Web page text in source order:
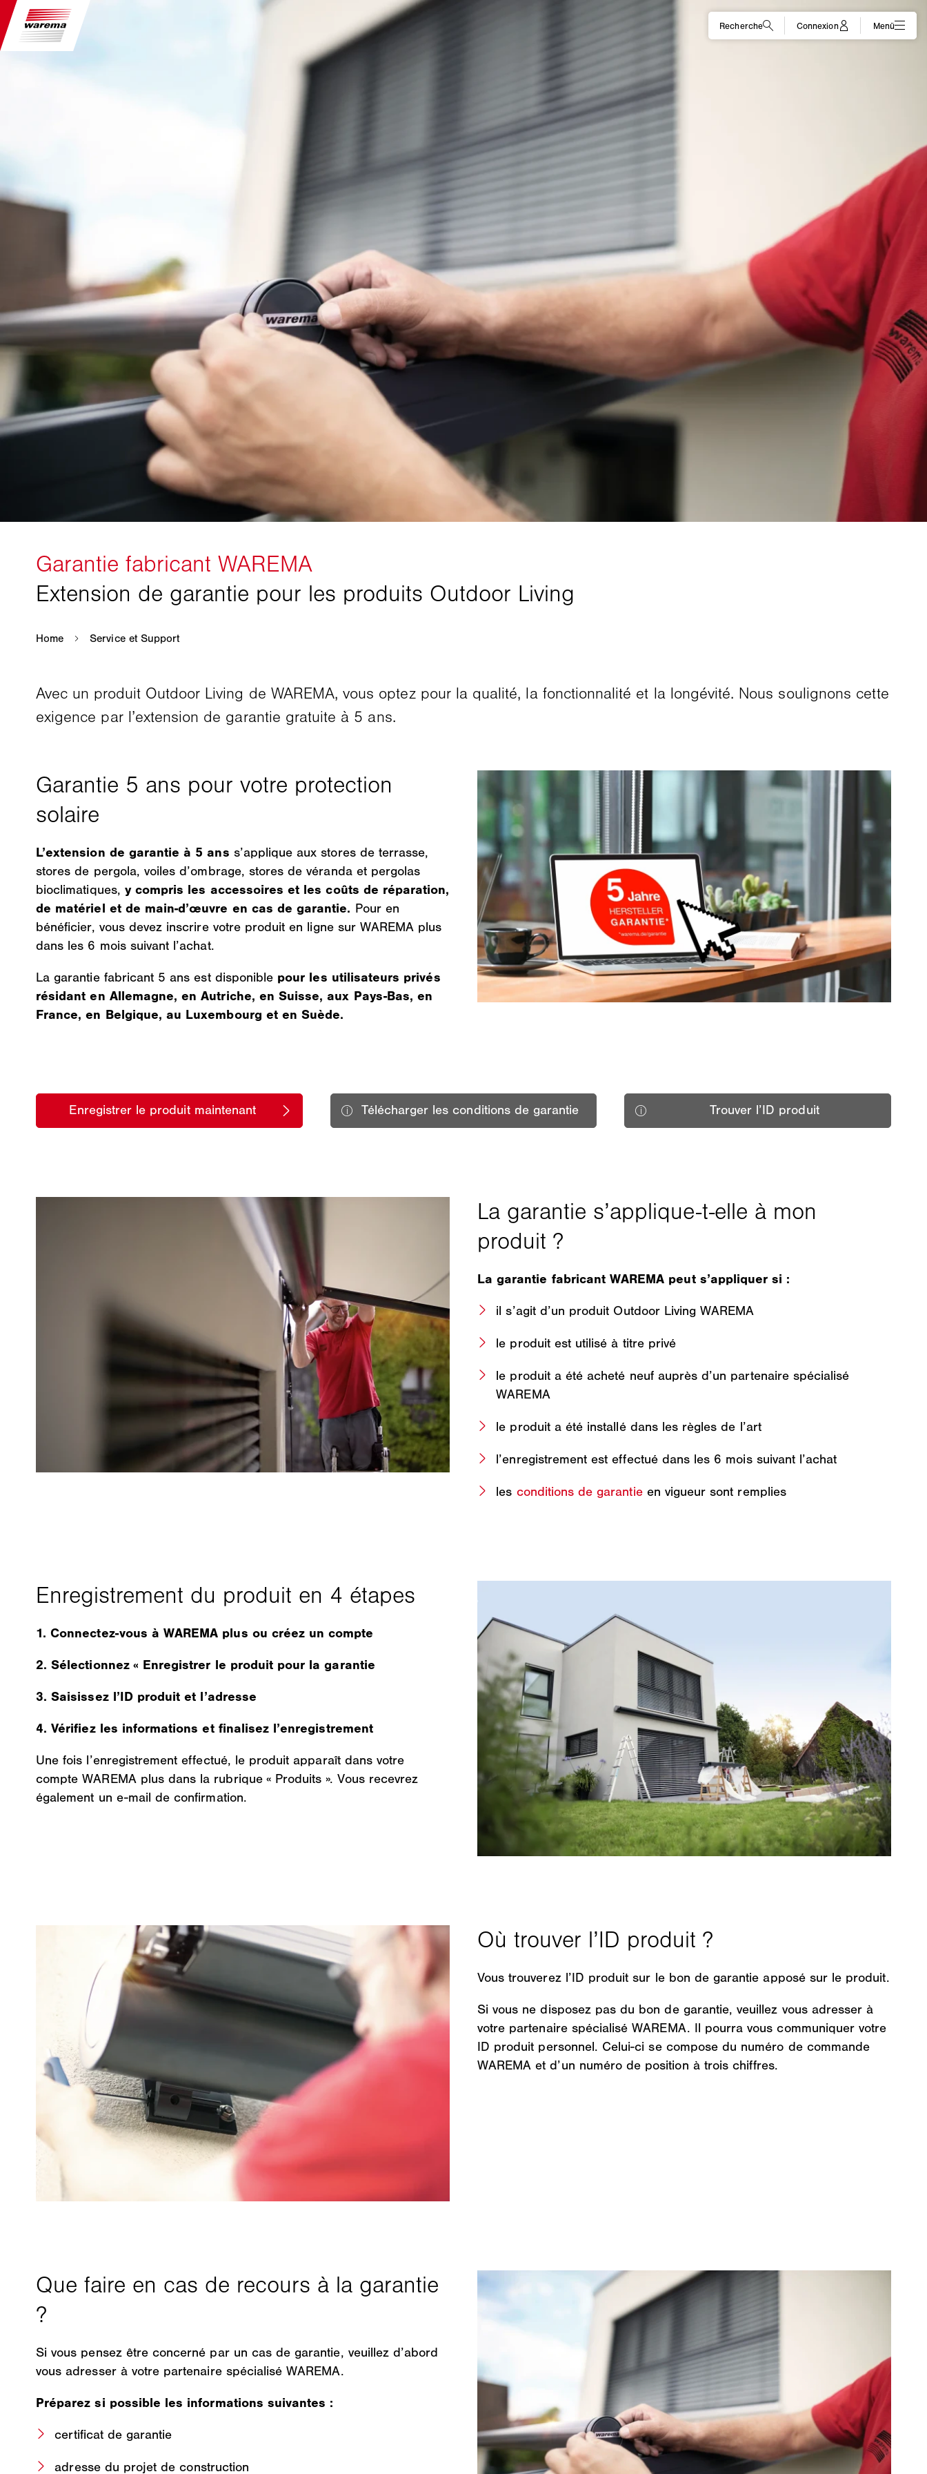
Avec un produit Outdoor Living de WAREMA, vous optez pour la qualité, la fonctionnalité et la longévité. Nous soulignons cette
exigence par l’extension de garantie gratuite à 5 ans.
L’extension de garantie à 5 ans s’applique aux stores de terrasse,
stores de pergola, voiles d’ombrage, stores de véranda et pergolas
bioclimatiques, y compris les accessoires et les coûts de réparation,
de matériel et de main-d’œuvre en cas de garantie. Pour en
bénéficier, vous devez inscrire votre produit en ligne sur WAREMA plus
dans les 6 mois suivant l’achat.
La garantie fabricant 5 ans est disponible pour les utilisateurs privés
résidant en Allemagne, en Autriche, en Suisse, aux Pays-Bas, en
France, en Belgique, au Luxembourg et en Suède.
La garantie fabricant WAREMA peut s’appliquer si :
il s’agit d’un produit Outdoor Living WAREMA
le produit est utilisé à titre privé
le produit a été acheté neuf auprès d’un partenaire spécialisé
WAREMA
le produit a été installé dans les règles de l’art
l’enregistrement est effectué dans les 6 mois suivant l’achat
les conditions de garantieen vigueur sont remplies
1. Connectez-vous à WAREMA plus ou créez un compte
2. Sélectionnez « Enregistrer le produit pour la garantie
3. Saisissez l’ID produit et l’adresse
4. Vérifiez les informations et finalisez l’enregistrement
Une fois l’enregistrement effectué, le produit apparaît dans votre
compte WAREMA plus dans la rubrique « Produits ». Vous recevrez
également un e-mail de confirmation.
Vous trouverez l’ID produit sur le bon de garantie apposé sur le produit.
Si vous ne disposez pas du bon de garantie, veuillez vous adresser à
votre partenaire spécialisé WAREMA. Il pourra vous communiquer votre
ID produit personnel. Celui-ci se compose du numéro de commande
WAREMA et d’un numéro de position à trois chiffres.
Si vous pensez être concerné par un cas de garantie, veuillez d’abord
vous adresser à votre partenaire spécialisé WAREMA.
Préparez si possible les informations suivantes :
certificat de garantie
adresse du projet de construction